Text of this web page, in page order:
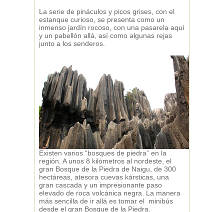
La serie de pináculos y picos grises, con el
estanque curioso, se presenta como un
inmenso jardín rocoso, con una pasarela aquí
y un pabellón allá, así como algunas rejas
junto a los senderos.
Existen varios “bosques de piedra” en la
región. A unos 8 kilómetros al nordeste, el
gran Bosque de la Piedra de Naigu, de 300
hectáreas, atesora cuevas kársticas, una
gran cascada y un impresionante paso
elevado de roca volcánica negra. La manera
más sencilla de ir allá es tomar el minibús
desde el gran Bosque de la Piedra.